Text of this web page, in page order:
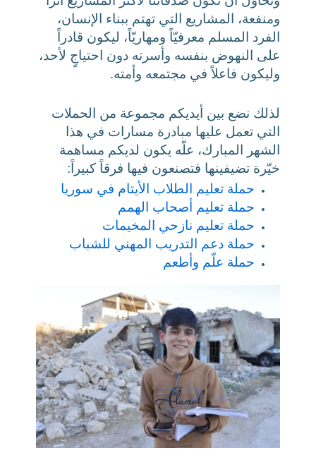
ومنفعة، المشاريع التي تهتم ببناء الإنسان،
الفرد المسلم معرفيّاً ومهاريّاً، ليكون قادراً
على النهوض بنفسه وأسرته دون احتياجٍ لأحد،
وليكون فاعلاً في مجتمعه وأمته.
لذلك نضع بين أيديكم مجموعة من الحملات
التي تعمل عليها مبادرة مسارات في هذا
الشهر المبارك، علّه يكون لديكم مساهمة
خيّرة تضيفينها فتصنعون فيها فرقاً كبيراً:
حملة تعليم الطلاب الأيتام في سوريا
حملة تعليم أصحاب الهمم
حملة تعليم نازحي المخيمات
حملة دعم التدريب المهني للشباب
حملة علّم وأطعم